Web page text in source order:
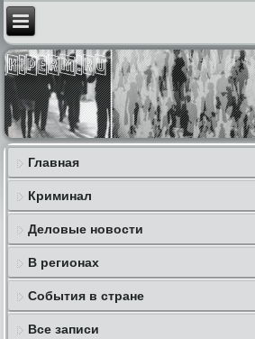
Главная
Криминал
Деловые новости
В регионах
События в стране
Все записи